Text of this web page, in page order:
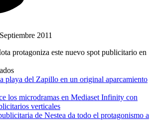
2011
protagoniza este nuevo spot publicitario en
playa del Zapillo en un original aparcamiento
los microdramas en Mediaset Infinity con
verticales
de Nestea da todo el protagonismo a